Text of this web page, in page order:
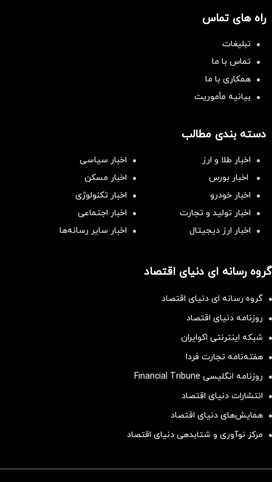
راه های تماس
تبلیغات
تماس با ما
همکاری با ما
بیانیه مأموریت
دسته بندی مطالب
اخبار طلا و ارز
اخبار سیاسی
اخبار بورس
اخبار مسکن
اخبار خودرو
اخبار تکنولوژی
اخبار تولید و تجارت
اخبار اجتماعی
اخبار ارز دیجیتال
اخبار سایر رسانه‌‌ها
گروه رسانه ای دنیای اقتصاد
گروه رسانه ای دنیای اقتصاد
روزنامه دنیای اقتصاد
شبکه اینترنتی اکوایران
هفته‌نامه تجارت فردا
روزنامه انگلیسی Financial Tribune
انتشارات دنیای اقتصاد
همایش‌های دنیای اقتصاد
مرکز نوآوری و شتابدهی دنیای اقتصاد